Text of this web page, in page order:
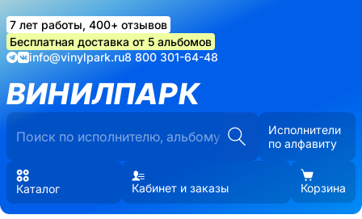
7 лет работы, 400+ отзывов
Бесплатная доставка от 5 альбомов
info@vinylpark.ru8 800 301-64-48
ВИНИЛПАРК
Исполнители
по алфавиту
Каталог Кабинет и заказы Корзина